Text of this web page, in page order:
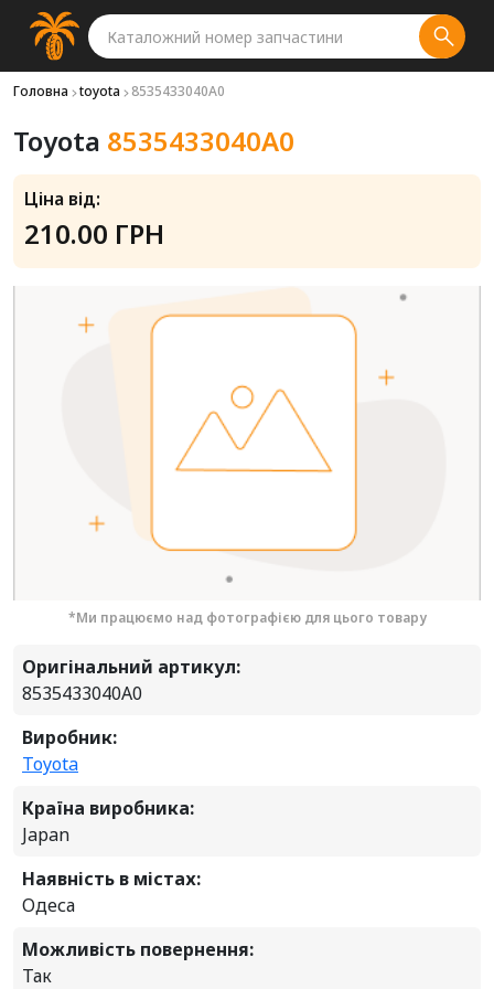
Головна toyota 8535433040A0
Toyota 8535433040A0
Ціна від:
210.00 ГРН
*Ми працюємо над фотографією для цього товару
Оригінальний артикул:
8535433040A0
Виробник:
Toyota
Країна виробника:
Japan
Наявність в містах:
Одеса
Можливість повернення:
Так